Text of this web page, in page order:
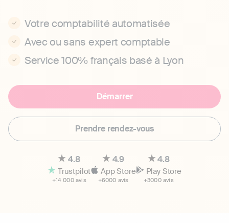
Votre comptabilité automatisée
Avec ou sans expert comptable
Service 100% français basé à Lyon
Démarrer
Prendre rendez-vous
4.8
Trustpilot
+14 000 avis
4.9
App Store
+6000 avis
4.8
Play Store
+3000 avis